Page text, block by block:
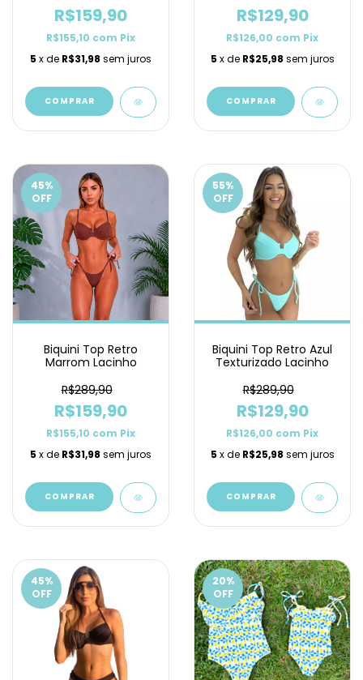
R$159,90
R$155,10 com Pix
5 x de R$31,98 sem juros
COMPRAR
R$129,90
R$126,00 com Pix
5 x de R$25,98 sem juros
COMPRAR
45%
OFF
Biquini Top Retro
Marrom Lacinho
R$289,90
R$159,90
R$155,10 com Pix
5 x de R$31,98 sem juros
COMPRAR
55%
OFF
Biquini Top Retro Azul
Texturizado Lacinho
R$289,90
R$129,90
R$126,00 com Pix
5 x de R$25,98 sem juros
COMPRAR
45%
OFF
20%
OFF